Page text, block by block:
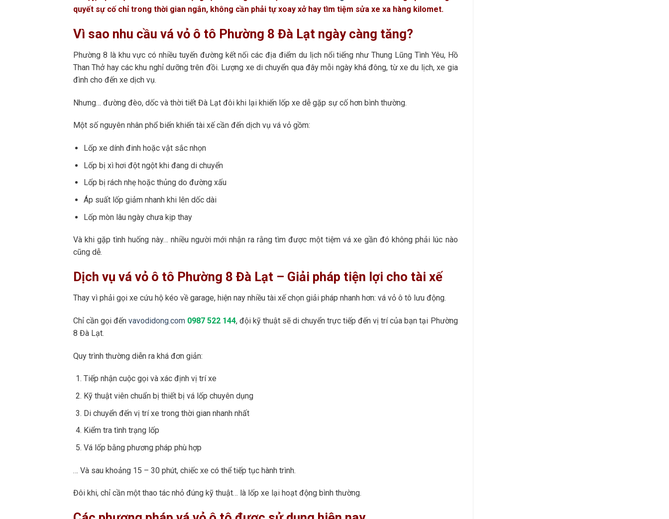
quyết sự cố chỉ trong thời gian ngắn, không cần phải tự xoay xở hay tìm tiệm sửa xe xa hàng kilomet.
Vì sao nhu cầu vá vỏ ô tô Phường 8 Đà Lạt ngày càng tăng?
Phường 8 là khu vực có nhiều tuyến đường kết nối các địa điểm du lịch nổi tiếng như Thung Lũng Tình Yêu, Hồ
Than Thở hay các khu nghỉ dưỡng trên đồi. Lượng xe di chuyển qua đây mỗi ngày khá đông, từ xe du lịch, xe gia
đình cho đến xe dịch vụ.
Nhưng… đường đèo, dốc và thời tiết Đà Lạt đôi khi lại khiến lốp xe dễ gặp sự cố hơn bình thường.
Một số nguyên nhân phổ biến khiến tài xế cần đến dịch vụ vá vỏ gồm:
Lốp xe dính đinh hoặc vật sắc nhọn
Lốp bị xì hơi đột ngột khi đang di chuyển
Lốp bị rách nhẹ hoặc thủng do đường xấu
Áp suất lốp giảm nhanh khi lên dốc dài
Lốp mòn lâu ngày chưa kịp thay
Và khi gặp tình huống này… nhiều người mới nhận ra rằng tìm được một tiệm vá xe gần đó không phải lúc nào
cũng dễ.
Dịch vụ vá vỏ ô tô Phường 8 Đà Lạt – Giải pháp tiện lợi cho tài xế
Thay vì phải gọi xe cứu hộ kéo về garage, hiện nay nhiều tài xế chọn giải pháp nhanh hơn: vá vỏ ô tô lưu động.
Chỉ cần gọi đếnvavodidong.com 0987 522 144, đội kỹ thuật sẽ di chuyển trực tiếp đến vị trí của bạn tại Phường
8 Đà Lạt.
Quy trình thường diễn ra khá đơn giản:
Tiếp nhận cuộc gọi và xác định vị trí xe
Kỹ thuật viên chuẩn bị thiết bị vá lốp chuyên dụng
Di chuyển đến vị trí xe trong thời gian nhanh nhất
Kiểm tra tình trạng lốp
Vá lốp bằng phương pháp phù hợp
… Và sau khoảng 15 – 30 phút, chiếc xe có thể tiếp tục hành trình.
Đôi khi, chỉ cần một thao tác nhỏ đúng kỹ thuật… là lốp xe lại hoạt động bình thường.